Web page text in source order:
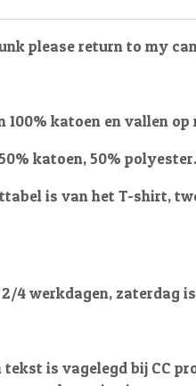
please return to my
100% katoen en vallen op
katoen, 50%
is van het T-shirt,
4 werkdagen, zaterdag
tekst is vagelegd bij CC